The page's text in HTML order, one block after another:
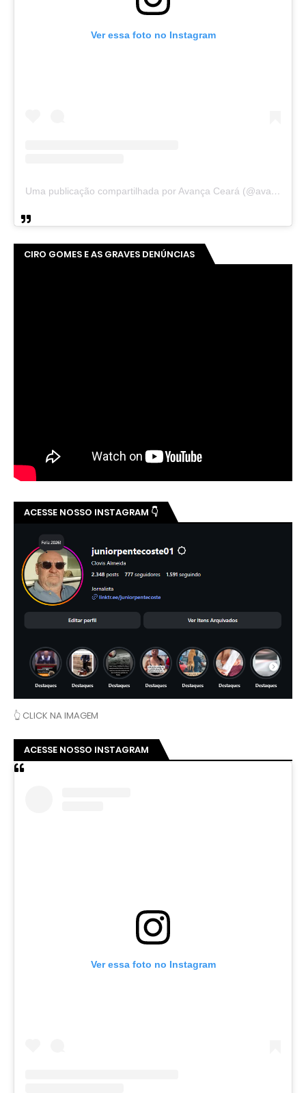
Ver essa foto no Instagram
Uma publicação compartilhada por Avança Ceará (@avancaceara)
CIRO GOMES E AS GRAVES DENÚNCIAS
ACESSE NOSSO INSTAGRAM 👇
👆 CLICK NA IMAGEM
ACESSE NOSSO INSTAGRAM
Ver essa foto no Instagram